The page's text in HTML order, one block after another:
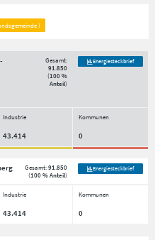
)
Gesamt:
91.850
(100 %
Anteil)
Energiesteckbrief
Industrie Kommunen
43.414 0
Gesamt:91.850
(100 % Anteil)
Energiesteckbrief
Industrie Kommunen
43.414 0